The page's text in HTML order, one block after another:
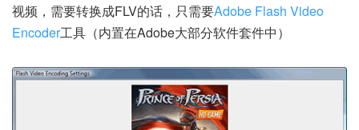
视频，需要转换成FLV的话，只需要Adobe Flash Video
Encoder工具（内置在Adobe大部分软件套件中）